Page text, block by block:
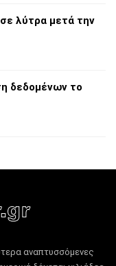
λύτρα μετά την
δεδομένων το
αναπτυσσόμενες